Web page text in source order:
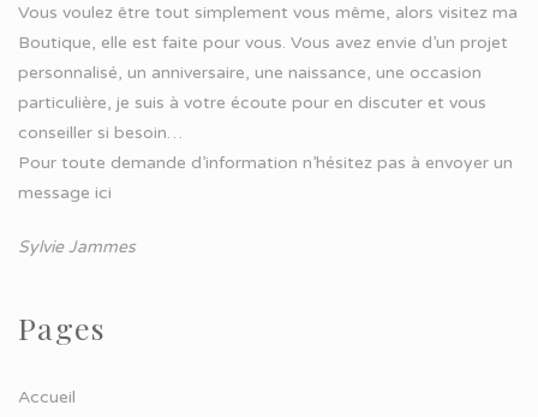
Vous voulez être tout simplement vous même, alors visitez ma
Boutique, elle est faite pour vous. Vous avez envie d’un projet
personnalisé, un anniversaire, une naissance, une occasion
particulière, je suis à votre écoute pour en discuter et vous
conseiller si besoin…
Pour toute demande d’information n’hésitez pas à envoyer un
message ici
Sylvie Jammes
Pages
Accueil